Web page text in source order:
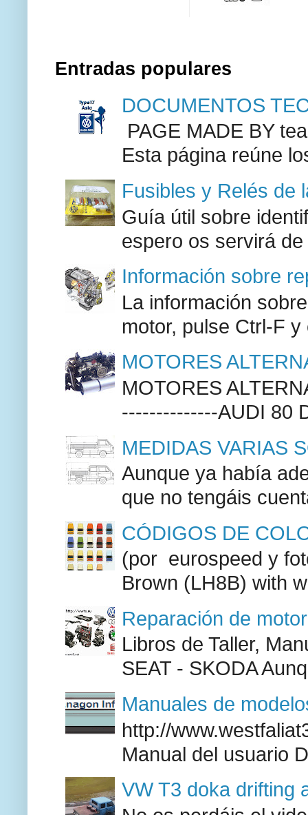
Entradas populares
DOCUMENTOS
PAGE MADE BY
Esta página reúne
Fusibles y Relés de
Guía útil sobre
espero os servirá
Información sobre
La información
motor, pulse Ctrl-F
MOTORES
MOTORES
--------------AUDI 80
MEDIDAS VARIAS
Aunque ya había
que no tengáis
CÓDIGOS DE
(por eurospeed y
Brown (LH8B) with
Reparación de
Libros de Taller,
SEAT - SKODA
Manuales de
http://
Manual del usuario
VW T3 doka drifting